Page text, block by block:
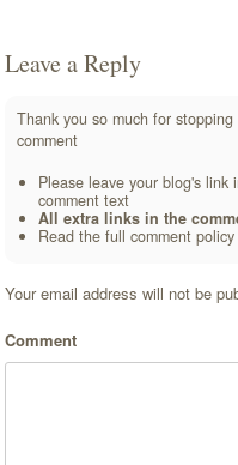
Leave a Reply
Thank you so much for
comment
Please leave your blog's
comment text
All extra links in the
Read the full comment
Your email address will not be
Comment